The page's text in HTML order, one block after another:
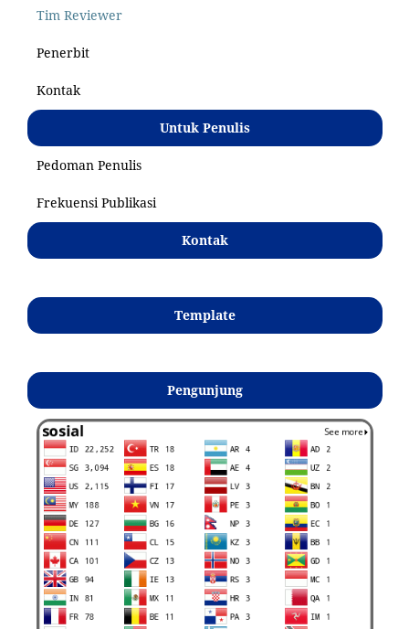
Tim Reviewer
Penerbit
Kontak
Untuk Penulis
Pedoman Penulis
Frekuensi Publikasi
Kontak
Template
Pengunjung